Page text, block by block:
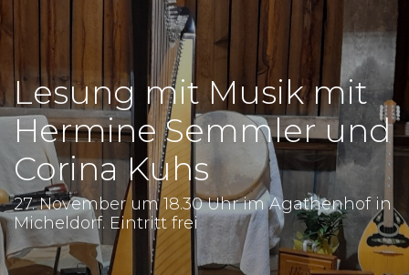
Lesung mit Musik mit
Hermine Semmler und
Corina Kuhs
27. November um 18.30 Uhr im Agathenhof in
Micheldorf. Eintritt frei